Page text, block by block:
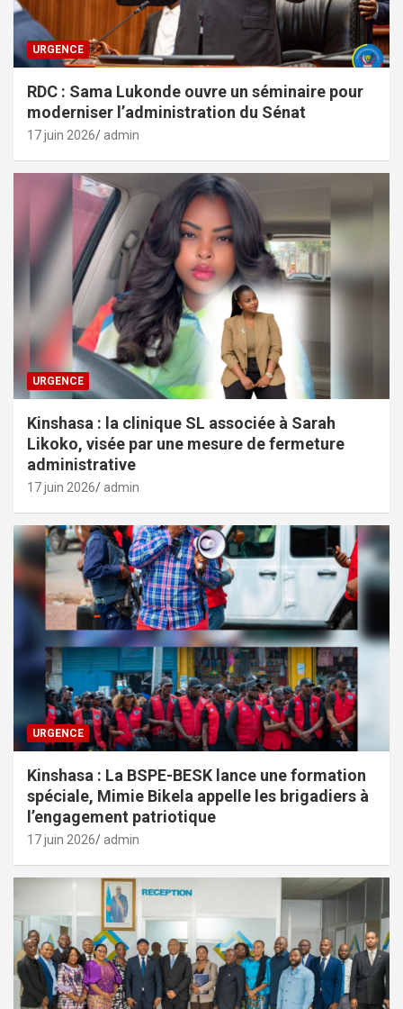
URGENCE
RDC : Sama Lukonde ouvre un séminaire pour
moderniser l’administration du Sénat
17 juin 2026 admin
URGENCE
Kinshasa : la clinique SL associée à Sarah
Likoko, visée par une mesure de fermeture
administrative
17 juin 2026 admin
URGENCE
Kinshasa : La BSPE-BESK lance une formation
spéciale, Mimie Bikela appelle les brigadiers à
l’engagement patriotique
17 juin 2026 admin